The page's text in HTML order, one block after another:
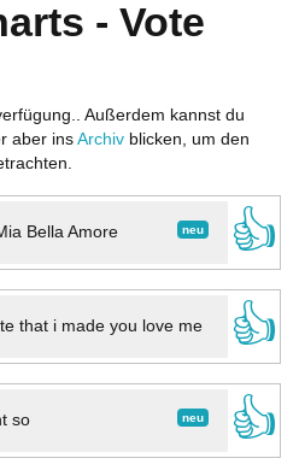
- Vote
Außerdem kannst du
aber ins Archiv blicken, um den
neu
Bella Amore
👍
that i made you love me
👍
neu
so
👍